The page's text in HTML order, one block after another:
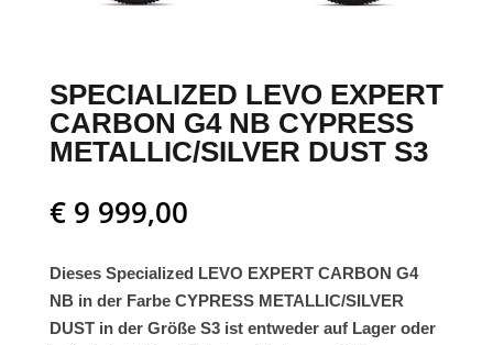
SPECIALIZED LEVO EXPERT
CARBON G4 NB CYPRESS
METALLIC/SILVER DUST S3
€9 999,00
Dieses Specialized LEVO EXPERT CARBON G4
NB in der Farbe CYPRESS METALLIC/SILVER
DUST in der Größe S3 ist entweder auf Lager oder